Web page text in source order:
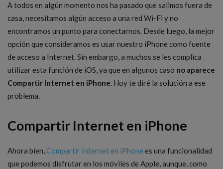
A todos en algún momento nos ha pasado que salimos fuera de
casa, necesitamos algún acceso a una red Wi-Fi y no
encontramos un punto para conectarnos. Desde luego, la mejor
opción que consideramos es usar nuestro iPhone como fuente
de acceso a Internet. Sin embargo, a muchos se les complica
utilizar esta función de iOS, ya que en algunos caso no aparece
Compartir Internet en iPhone . Hoy te diré la solución a ese
problema.
Compartir Internet en iPhone
Ahora bien, Compartir Internet en iPhone es una funcionalidad
que podemos disfrutar en los móviles de Apple, aunque, como